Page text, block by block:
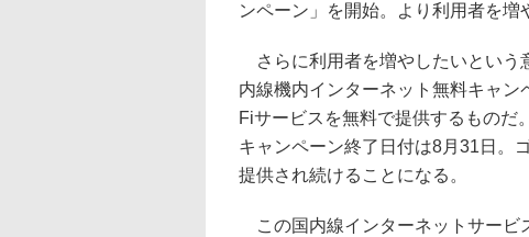
ンペーン」を開始。より利用者を増
さらに利用者を増やしたいという
内線機内インターネット無料キャ
Fiサービスを無料で提供するものだ
キャンペーン終了日付は8月31日。
提供され続けることになる。
この国内線インターネットサービ